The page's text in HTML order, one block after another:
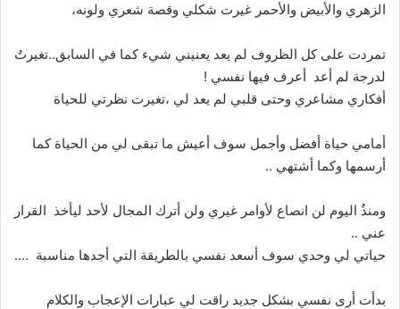
الزهري والأبيض والأحمر غيرت شكلي وقصة شعري ولونه،
تمردت على كل الظروف لم يعد يعنيني شيء كما في السابق..تغيرتُ
لدرجة لم أعد أعرف فيها نفسي !
أفكاري مشاعري وحتى قلبي لم يعد لي ،تغيرت نظرتي للحياة
أمامي حياة أفضل وأجمل سوف أعيش ما تبقى لي من الحياة كما
أرسمها وكما أشتهي ..
ومنذُ اليوم لن انصاع لأوامر غيري ولن أترك المجال لأحد ليأخذ القرار
عني ..
حياتي لي وحدي سوف أسعد نفسي بالطريقة التي أجدها مناسبة ….
بدأت أرى نفسي بشكل جديد راقت لي عبارات الإعجاب والكلام